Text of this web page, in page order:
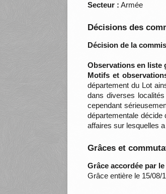
Secteur : Armée
Décisions des
Décision de la
Observations en liste
Motifs et
département du Lot
dans diverses
cependant
départementale
affaires sur lesquelles
Grâces et
Grâce accordée par le
Grâce entière le 15/08/